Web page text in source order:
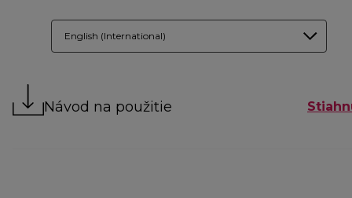
English (International)
Návod na použitie